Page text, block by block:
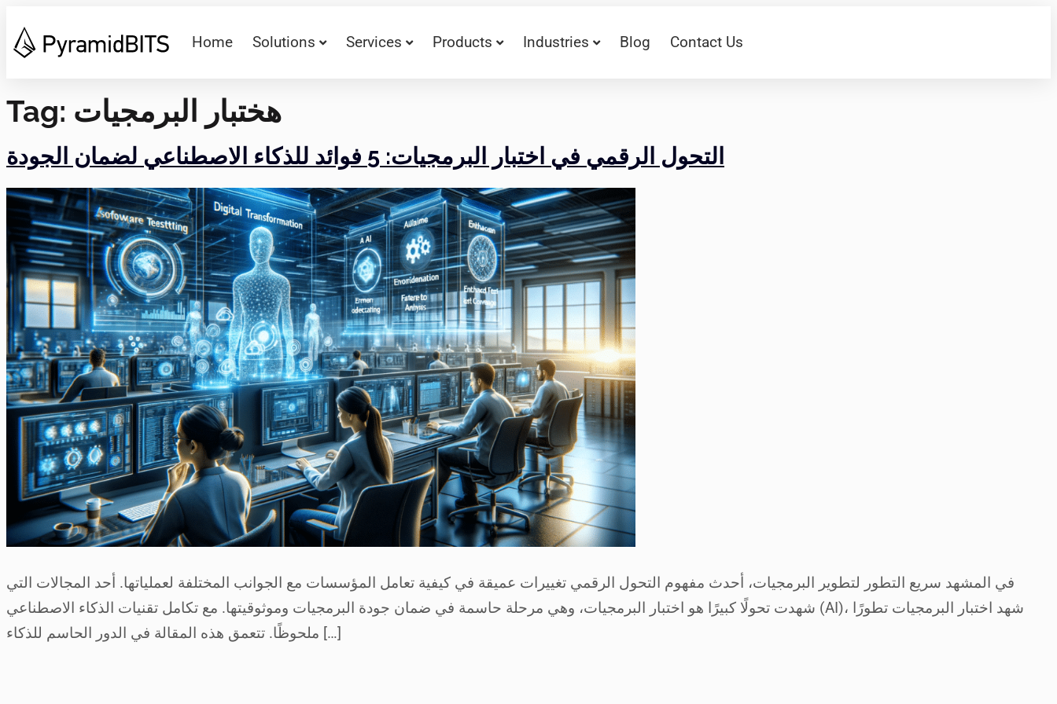
Home Solutions Services Products Industries Blog Contact Us
Tag: هختبار البرمجيات
التحول الرقمي في اختبار البرمجيات: 5 فوائد للذكاء الاصطناعي لضمان الجودة
في المشهد سريع التطور لتطوير البرمجيات، أحدث مفهوم التحول الرقمي تغييرات عميقة في كيفية تعامل المؤسسات مع الجوانب المختلفة لعملياتها. أحد المجالات التي
شهدت تحولًا كبيرًا هو اختبار البرمجيات، وهي مرحلة حاسمة في ضمان جودة البرمجيات وموثوقيتها. مع تكامل تقنيات الذكاء الاصطناعي (AI)، شهد اختبار البرمجيات تطورًا
ملحوظًا. تتعمق هذه المقالة في الدور الحاسم للذكاء […]